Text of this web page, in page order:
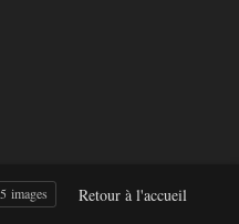
5 images Retour à l'accueil